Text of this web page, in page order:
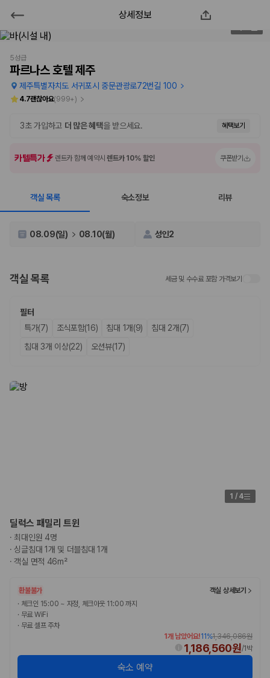
제주렌트카 가격비교 1위 카모아 | 실
시간 최저가 비교 예약
2000만 이용고객이 선택한 제주 렌트카 가격비교 플랫폼
화면에서 비교해 사용자가 자신의 일정과 예산에 맞는 차량을 선택할 수 있
도록 돕습니다.
업체별 가격비교:
을 비교합니다.
차종별 최저가 비교:경차, 소형, 준중형, 중형, SUV, 승합차 등 여행
인원에 맞는 차종별 가격을 비교합니다.
보험 조건 비교:일반자차, 완전자차, 슈퍼자차의 면책금과 보상 한
확인합니다.
제주렌트카 최저가는 차량 기본요금만으로 판단하기 어렵습니다. 보험 포
로 저렴한 차량을 고를 수 있습니다.
2. 보험 조건은 가격만큼 중요합니다
완전자차와 슈퍼자차는 업체별 보장 범위가 다를 수 있습니다. 카모아에서
수준을 선택할 수 있습니다.
3. 제주공항 접근성과 셔틀 조건을 함께 확인하세요
제주 렌트카는 차량 인수 위치와 셔틀 편의성에 따라 실제 이용 만족도가
달라집니다. 공항에서 렌트카 사무실까지의 이동 조건을 가격과 함께 비교
상세정보
5성급
파르나스 호텔 제주
제주특별자치도 서귀포시 중문관광로72번길 100
4.7괜찮아요(999+)
3초 가입하고 더 많은 혜택을 받으세요. 혜택보기
카텔특가 렌트카 함께 예약시렌트카 10% 할인 쿠폰받기
객실 목록 숙소정보 리뷰
08.09(일) 08.10(월) 성인2
객실 목록 세금 및 수수료 포함 가격보기
필터
특가(7)
조식포함(16) 침대 1개(9)
침대 2개(7)
침대 3개 이상(22)
오션뷰(17)
1 / 4
딜럭스 패밀리 트윈
· 최대인원 4명
·싱글침대 1개 및 더블침대 1개
·객실 면적 46m²
환불불가
객실 상세보기
· 체크인 15:00 ~ 자정, 체크아웃 11:00 까지
· 무료 WiFi
· 무료 셀프 주차
1개 남았어요!11%1,346,086원
1,186,560원/1박
숙소 예약